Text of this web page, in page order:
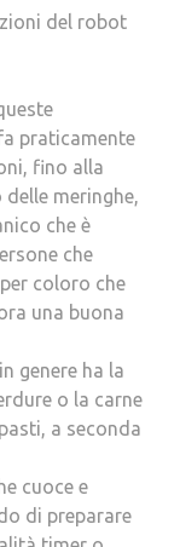
del robot
praticamente
fino alla
meringhe,
che è
che
coloro che
una buona
genere ha la
o la carne
a seconda
cuoce e
di preparare